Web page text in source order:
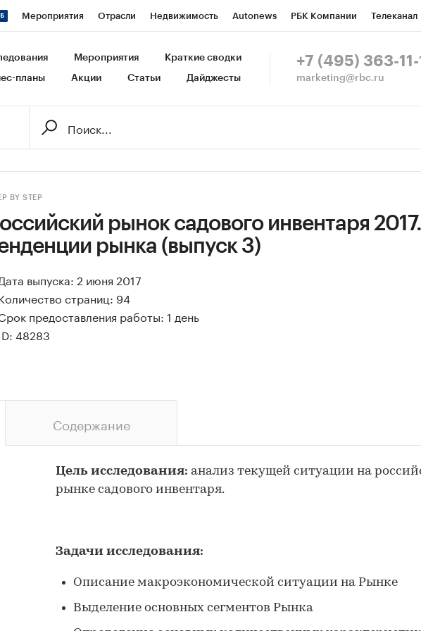
Мероприятия Отрасли Недвижимость Autonews РБК Компании Телеканал
Франшизы Газета Спецпроекты СПб Конференции СПб Спецпроекты
Мероприятия Краткие сводки
планы Акции Статьи Дайджесты
+7 (495) 363-11-
marketing@rbc.ru
BY STEP
рынок садового инвентаря 2017.
рынка (выпуск 3)
выпуска: 2 июня 2017
страниц: 94
предоставления работы: 1 день
48283
Содержание
Цель исследования: анализ текущей ситуации на
рынке садового инвентаря.
Задачи исследования:
Описание макроэкономической ситуации на Рынке
Выделение основных сегментов Рынка